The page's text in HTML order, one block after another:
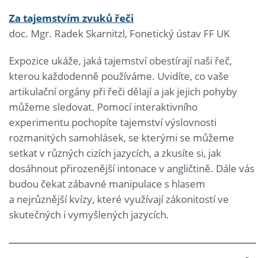
Za tajemstvím zvuků řeči
doc. Mgr. Radek Skarnitzl, Fonetický ústav FF UK
Expozice ukáže, jaká tajemství obestírají naši řeč,
kterou každodenně používáme. Uvidíte, co vaše
artikulační orgány při řeči dělají a jak jejich pohyby
můžeme sledovat. Pomocí interaktivního
experimentu pochopíte tajemství výslovnosti
rozmanitých samohlásek, se kterými se můžeme
setkat v různých cizích jazycích, a zkusíte si, jak
dosáhnout přirozenější intonace v angličtině. Dále vás
budou čekat zábavné manipulace s hlasem
a nejrůznější kvízy, které využívají zákonitostí ve
skutečných i vymyšlených jazycích.